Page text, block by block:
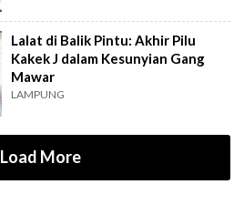
Lalat di Balik Pintu: Akhir Pilu
Kakek J dalam Kesunyian Gang
Mawar
LAMPUNG
Load More